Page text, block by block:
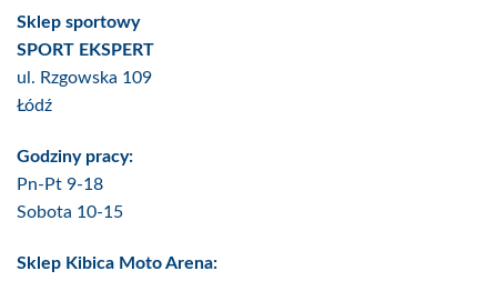
Sklep sportowy
SPORT EKSPERT
ul. Rzgowska 109
Łódź
Godziny pracy:
Pn-Pt 9-18
Sobota 10-15
Sklep Kibica Moto Arena: